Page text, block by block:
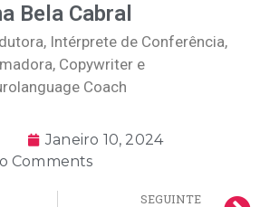
Bela Cabral
Intérprete de Conferência,
Copywriter e
Coach
Janeiro 10, 2024
Comments
SEGUINTE